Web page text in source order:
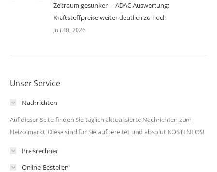
Zeitraum gesunken – ADAC Auswertung:
Kraftstoffpreise weiter deutlich zu hoch
Juli 30, 2026
Unser Service
Nachrichten
Auf dieser Seite finden Sie täglich aktualisierte Nachrichten zum
Heizölmarkt. Diese sind für Sie aufbereitet und absolut KOSTENLOS!
Preisrechner
Online-Bestellen